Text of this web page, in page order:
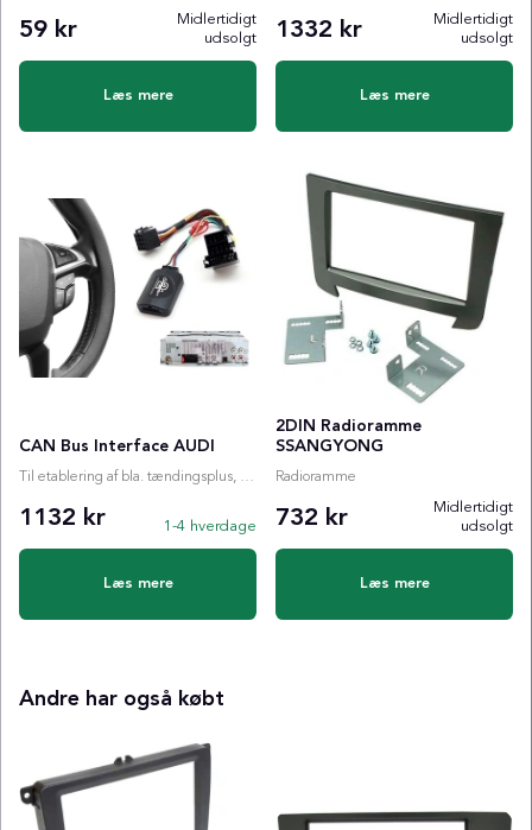
59 kr
Midlertidigt
udsolgt
Læs mere
1332 kr
Midlertidigt
udsolgt
Læs mere
CAN Bus Interface AUDI
Til etablering af bla. tændingsplus, ratstyring etc.
1132 kr 1-4 hverdage
Læs mere
2DIN Radioramme
SSANGYONG
Radioramme
732 kr
Midlertidigt
udsolgt
Læs mere
Andre har også købt